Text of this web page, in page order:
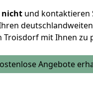
nicht und kontaktieren
Troisdorf mit Ihnen zu
Angebote